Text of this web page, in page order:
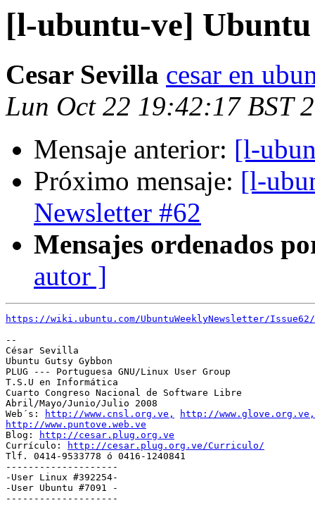
[l-ubuntu-ve]
Cesar Sevilla cesar en
Lun Oct 22 19:42:17 BST
Mensaje anterior: [l-
Próximo mensaje: [l-
Newsletter #62
Mensajes ordenados
autor ]
https://wiki.ubuntu.com/UbuntuWeeklyNewsletter/Issue62/
--
César Sevilla
Ubuntu Gutsy Gybbon
PLUG --- Portuguesa GNU/Linux User Group
T.S.U en Informática
Cuarto Congreso Nacional de Software Libre
Abril/Mayo/Junio/Julio 2008
Web´s:
http://www.cnsl.org.ve,
http://www.glove.org.ve,
http://www.puntove.web.ve
Blog:
http://cesar.plug.org.ve
Currículo:
http://cesar.plug.org.ve/Curriculo/
Tlf. 0414-9533778 ó 0416-1240841
--------------------
-User Linux #392254-
-User Ubuntu #7091 -
--------------------